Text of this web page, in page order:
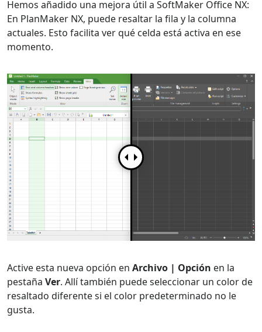
Hemos añadido una mejora útil a SoftMaker Office NX:
En PlanMaker NX, puede resaltar la fila y la columna
actuales. Esto facilita ver qué celda está activa en ese
momento.
Active esta nueva opción en Archivo | Opción en la
pestaña Ver. Allí también puede seleccionar un color de
resaltado diferente si el color predeterminado no le
gusta.